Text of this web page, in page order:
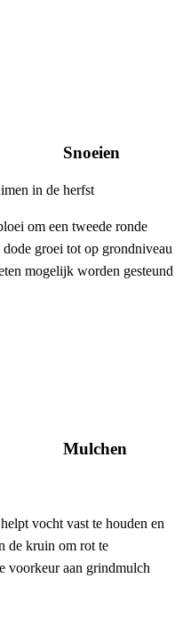
Snoeien
in de herfst
om een tweede ronde
groei tot op grondniveau
mogelijk worden gesteund
Mulchen
vocht vast te houden en
de kruin om rot te
voorkeur aan grindmulch